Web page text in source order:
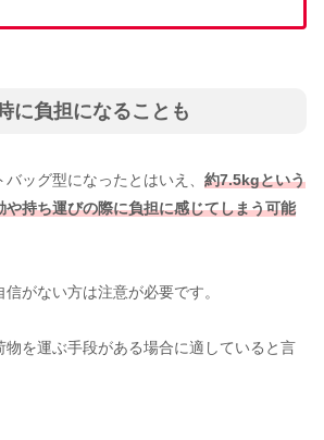
に負担になることも
ッグ型になったとはいえ、 約7.5kgという
や持ち運びの際に負担に感じてしまう可能
がない方は注意が必要です。
物を運ぶ手段がある場合に適していると言